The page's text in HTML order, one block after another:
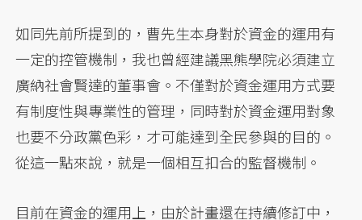
如同先前所提到的，曹先生本身對於資金的運用有
一定的控管機制，我也曾經建議黑熊學院必須建立
廣納社會賢達的董事會。不僅對於資金運用方式要
有制度性與專業性的管理，同時對於資金運用對象
也要不分政黨色彩，才可能達到全民參與的目的。
從這一點來說，就是一個相互扣合的監督機制。
目前在資金的運用上，由於計畫還在持續修訂中，